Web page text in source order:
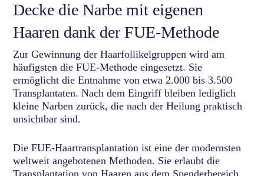
Decke die Narbe mit eigenen
Haaren dank der FUE-Methode
Zur Gewinnung der Haarfollikelgruppen wird am
häufigsten die FUE-Methode eingesetzt. Sie
ermöglicht die Entnahme von etwa 2.000 bis 3.500
Transplantaten. Nach dem Eingriff bleiben lediglich
kleine Narben zurück, die nach der Heilung praktisch
unsichtbar sind.
Die FUE-Haartransplantation ist eine der modernsten
weltweit angebotenen Methoden. Sie erlaubt die
Transplantation von Haaren aus dem Spenderbereich